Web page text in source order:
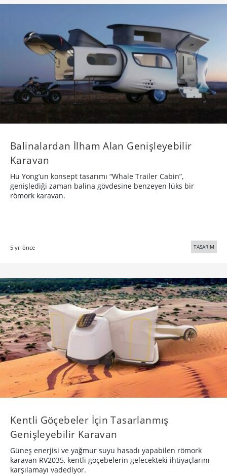
Balinalardan İlham Alan Genişleyebilir
Karavan
Hu Yong’un konsept tasarımı “Whale Trailer Cabin”,
genişlediği zaman balina gövdesine benzeyen lüks bir
römork karavan.
5 yıl önce TASARIM
Kentli Göçebeler İçin Tasarlanmış
Genişleyebilir Karavan
Güneş enerjisi ve yağmur suyu hasadı yapabilen römork
karavan RV2035, kentli göçebelerin gelecekteki ihtiyaçlarını
karşılamayı vadediyor.